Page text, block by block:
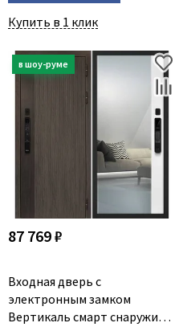
Купить в 1 клик
87 769 ₽
Входная дверь с
электронным замком
Вертикаль смарт снаружи